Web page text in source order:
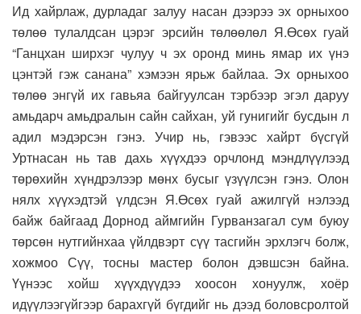
Ид хайрлаж, дурладаг залуу насан дээрээ эх орныхоо
төлөө тулалдсан цэрэг эрсийн төлөөлөл Я.Өсөх гуай
“Ганцхан ширхэг чулуу ч эх оронд минь ямар их үнэ
цэнтэй гэж санана” хэмээн ярьж байлаа. Эх орныхоо
төлөө энгүй их гавьяа байгуулсан тэрбээр эгэл даруу
амьдарч амьдралын сайн сайхан, уй гунигийг бусдын л
адил мэдэрсэн гэнэ. Учир нь, гэвээс хайрт бүсгүй
Уртнасан нь тав дахь хүүхдээ орчлонд мэндлүүлээд
төрөхийн хүндрэлээр мөнх бусыг үзүүлсэн гэнэ. Олон
нялх хүүхэдтэй үлдсэн Я.Өсөх гуай ажилгүй нэлээд
байж байгаад Дорнод аймгийн Гурванзагал сум буюу
төрсөн нутгийнхаа үйлдвэрт сүү тасгийн эрхлэгч болж,
хожмоо Сүү, тосны мастер болон дэвшсэн байна.
Үүнээс хойш хүүхдүүдээ хоосон хонуулж, хоёр
идүүлээгүйгээр барахгүй бүгдийг нь дээд боловсролтой